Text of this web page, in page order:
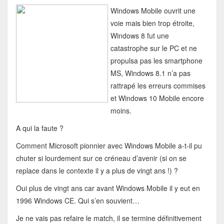
Windows Mobile ouvrit une
voie mais bien trop étroite,
Windows 8 fut une
catastrophe sur le PC et ne
propulsa pas les smartphone
MS, Windows 8.1 n’a pas
rattrapé les erreurs commises
et Windows 10 Mobile encore
moins.
A qui la faute ?
Comment Microsoft pionnier avec Windows Mobile a-t-il pu
chuter si lourdement sur ce créneau d’avenir (si on se
replace dans le contexte il y a plus de vingt ans !) ?
Oui plus de vingt ans car avant Windows Mobile il y eut en
1996 Windows CE. Qui s’en souvient…
Je ne vais pas refaire le match, il se termine définitivement